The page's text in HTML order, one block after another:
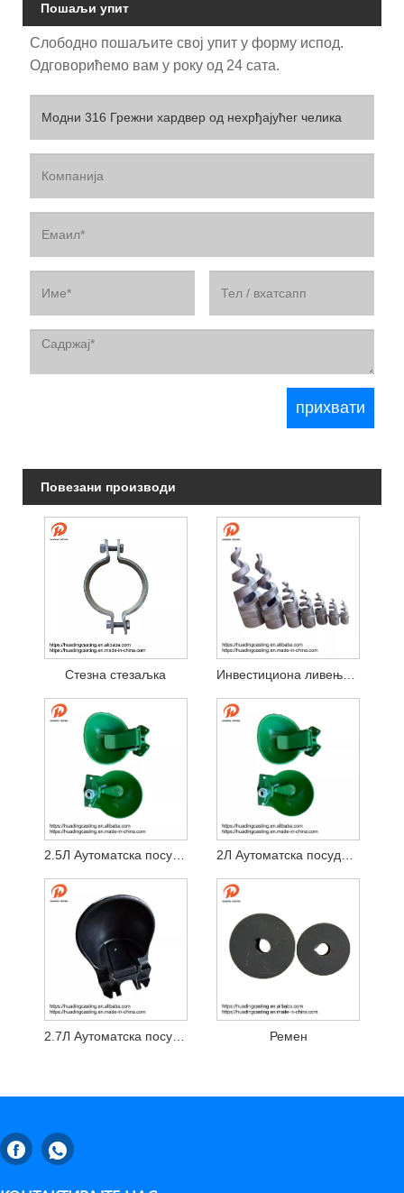
Пошаљи упит
Слободно пошаљите свој упит у форму испод.
Одговорићемо вам у року од 24 сата.
Повезани производи
Стезна стезаљка
2.5Л Аутоматска посуда за пиће 2Л Аутоматска посуда за пиће
Ремен